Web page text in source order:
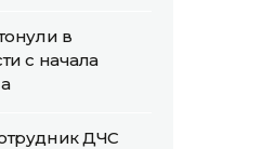
в
с начала
ДЧС